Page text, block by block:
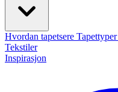
Hvordan tapetsere Tapettyper
Tekstiler
Inspirasjon